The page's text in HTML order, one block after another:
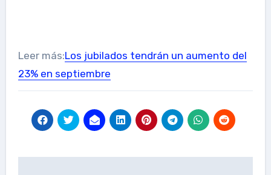
Leer más:Los jubilados tendrán un aumento del
23% en septiembre